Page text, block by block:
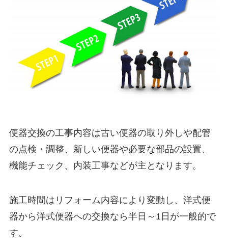
便器交換の工事内容は古い便器の取り外しや配管
の点検・調整、新しい便器や必要な部品の設置、
機能チェック、内装工事などが主となります。
施工時間はリフォーム内容により変動し、洋式便
器から洋式便器への交換なら半日～1日が一般的で
す。